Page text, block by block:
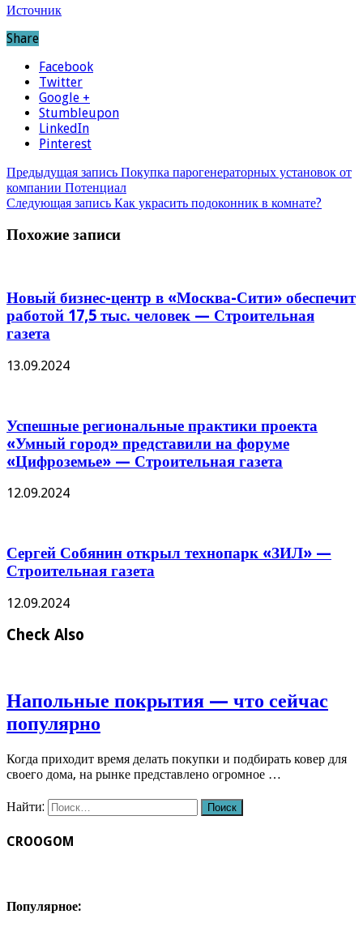
Источник
Share
Facebook
Twitter
Google +
Stumbleupon
LinkedIn
Pinterest
Предыдущая запись Покупка парогенераторных установок от
компании Потенциал
Следующая запись Как украсить подоконник в комнате?
Похожие записи
Новый бизнес-центр в «Москва-Сити» обеспечит
работой 17,5 тыс. человек — Строительная
газета
13.09.2024
Успешные региональные практики проекта
«Умный город» представили на форуме
«Цифроземье» — Строительная газета
12.09.2024
Сергей Собянин открыл технопарк «ЗИЛ» —
Строительная газета
12.09.2024
Check Also
Напольные покрытия — что сейчас
популярно
Когда приходит время делать покупки и подбирать ковер для
своего дома, на рынке представлено огромное …
Найти:
CROOGOM
Популярное: